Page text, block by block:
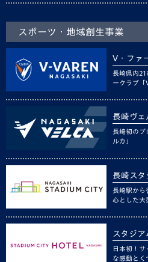
スポーツ・地域創生事業
V・ファ
長崎県内21
ークラブ「
長崎ヴェ
長崎初のプ
ルカ」
長崎スタ
長崎駅から
心とした大
スタジ
日本初！サ
な感動とく